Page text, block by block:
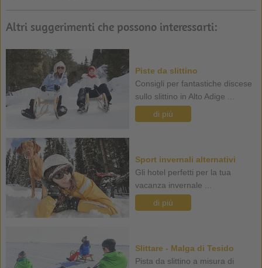
Altri suggerimenti che possono interessarti:
Piste da slittino
Consigli per fantastiche discese
sullo slittino in Alto Adige ...
di più
Sport invernali alternativi
Gli hotel perfetti per la tua
vacanza invernale ...
di più
Slittare - Malga di Tesido
Pista da slittino a misura di